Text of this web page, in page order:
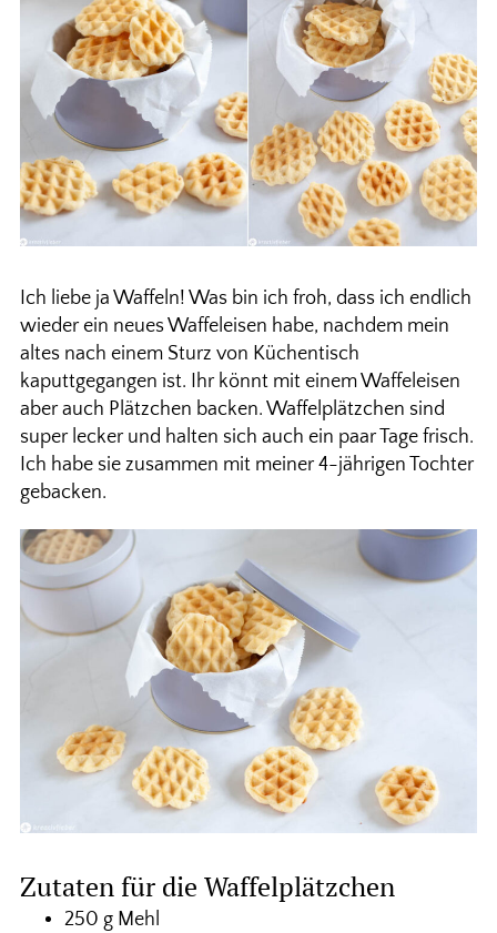
Ich liebe ja Waffeln! Was bin ich froh, dass ich endlich
wieder ein neues Waffeleisen habe, nachdem mein
altes nach einem Sturz von Küchentisch
kaputtgegangen ist. Ihr könnt mit einem Waffeleisen
aber auch Plätzchen backen. Waffelplätzchen sind
super lecker und halten sich auch ein paar Tage frisch.
Ich habe sie zusammen mit meiner 4-jährigen Tochter
gebacken.
Zutaten für die Waffelplätzchen
250 g Mehl